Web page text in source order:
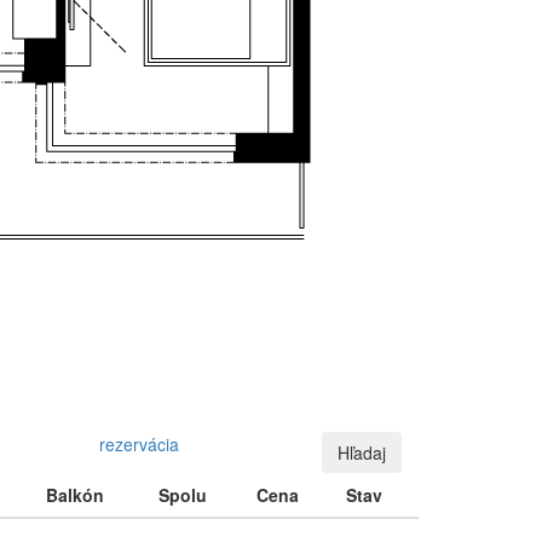
rezervácia
Hľadaj
Balkón
Spolu Cena Stav